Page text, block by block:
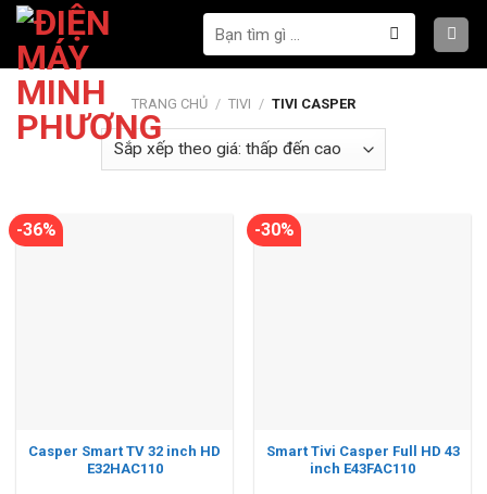
Bỏ
nội
dung
kiếm:
TRANG CHỦ / TIVI / TIVI CASPER
-36%
Casper Smart TV 32 inch HD
E32HAC110
-30%
Smart Tivi Casper Full HD 43
inch E43FAC110